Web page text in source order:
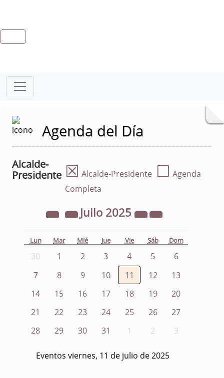
Agenda del Día
Alcalde-
Presidente ☒ Alcalde-Presidente ☐ Agenda
Completa
Julio 2025
Lun Mar Mié Jue Vie Sáb Dom
30 1 2 3 4 5
6
7
8 9 10 11 12
13
14
15 16 17 18 19
20
21
22 23 24 25 26
27
28
29 30 31 1 2 3
Eventos viernes, 11 de julio de 2025